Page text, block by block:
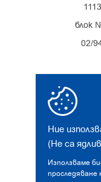
Ние
(Не са
Използваме
блок
02/